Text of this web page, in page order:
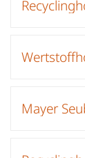
Mayer